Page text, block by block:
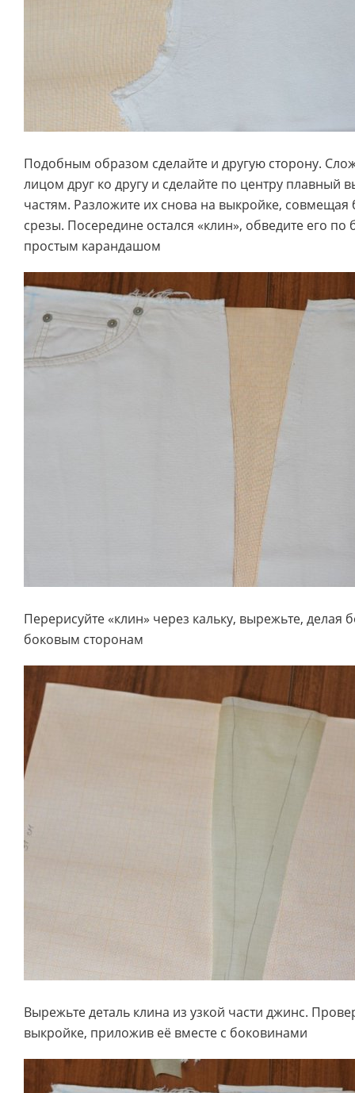
Подобным образом сделайте и другую сторону.
лицом друг ко другу и сделайте по центру плавный
частям. Разложите их снова на выкройке,
срезы. Посередине остался «клин», обведите его
простым карандашом
Перерисуйте «клин» через кальку, вырежьте, делая
боковым сторонам
Вырежьте деталь клина из узкой части джинс.
выкройке, приложив её вместе с боковинами